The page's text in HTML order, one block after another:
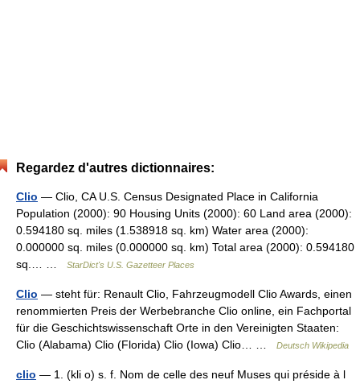
Regardez d'autres dictionnaires:
Clio — Clio, CA U.S. Census Designated Place in California
Population (2000): 90 Housing Units (2000): 60 Land area (2000):
0.594180 sq. miles (1.538918 sq. km) Water area (2000):
0.000000 sq. miles (0.000000 sq. km) Total area (2000): 0.594180
sq.… …
StarDict's U.S. Gazetteer Places
Clio — steht für: Renault Clio, Fahrzeugmodell Clio Awards, einen
renommierten Preis der Werbebranche Clio online, ein Fachportal
für die Geschichtswissenschaft Orte in den Vereinigten Staaten:
Clio (Alabama) Clio (Florida) Clio (Iowa) Clio… …
Deutsch Wikipedia
clio — 1. (kli o) s. f. Nom de celle des neuf Muses qui préside à l